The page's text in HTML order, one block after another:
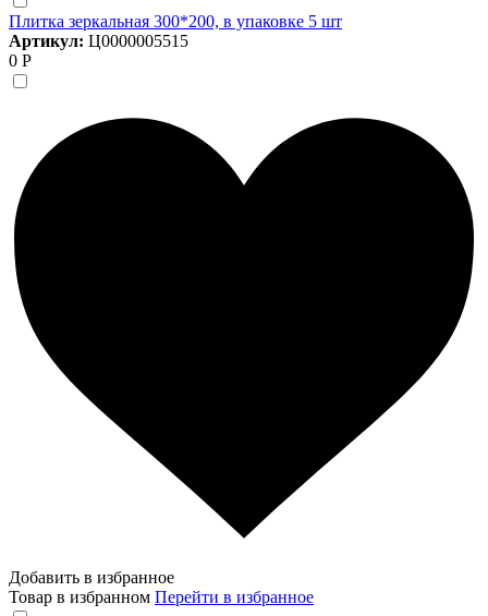
Плитка зеркальная 300*200, в упаковке 5 шт
Артикул: Ц0000005515
0 Р
Добавить в избранное
Товар в избранном Перейти в избранное